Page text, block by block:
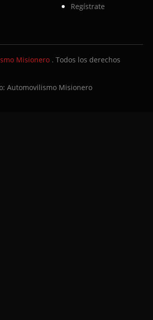
Regístrate
Misionero . Todos los derechos
Automovilismo Misionero